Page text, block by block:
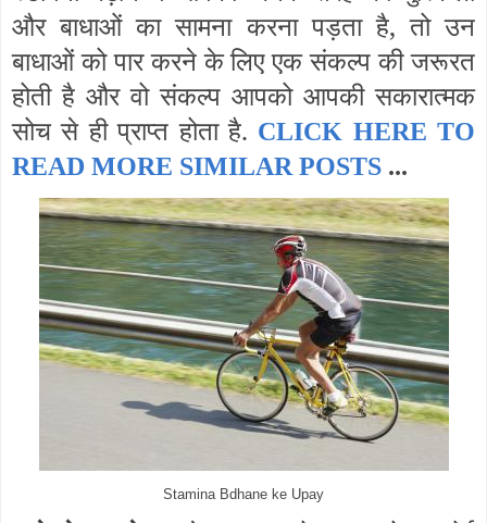
और बाधाओं का सामना करना पड़ता है, तो उन
बाधाओं को पार करने के लिए एक संकल्प की जरूरत
होती है और वो संकल्प आपको आपकी सकारात्मक
सोच से ही प्राप्त होता है. CLICK HERE TO
READ MORE SIMILAR POSTS ...
Stamina Bdhane ke Upay